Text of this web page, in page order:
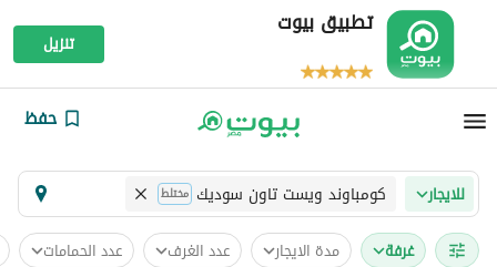
تطبيق بيوت
تنزيل
حفظ
للايجار كومباوند ويست تاون سوديك مختلط
غرفة مدة الايجار عدد الغرف عدد الحمامات